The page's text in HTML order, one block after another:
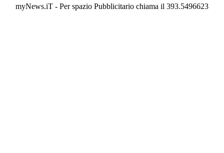
myNews.iT - Per spazio Pubblicitario chiama il 393.5496623